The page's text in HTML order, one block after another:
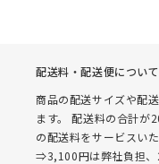
配送料・配送便について
商品の配送サイズや配
ます。 配送料の合計が
の配送料をサービスい
⇒3,100円は弊社負担、